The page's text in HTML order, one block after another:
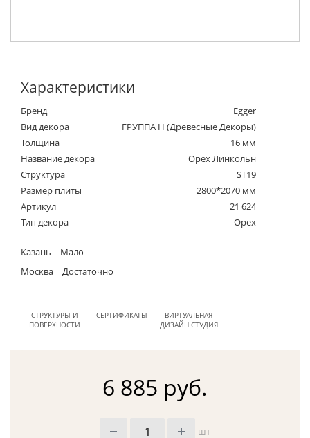
Характеристики
Бренд
Egger
Вид декора
ГРУППА Н (Древесные Декоры)
Толщина
16 мм
Название декора
Орех Линкольн
Структура
ST19
Размер плиты
2800*2070 мм
Артикул
21 624
Тип декора
Орех
Казань
Мало
Москва
Достаточно
СТРУКТУРЫ И
ПОВЕРХНОСТИ
СЕРТИФИКАТЫ
ВИРТУАЛЬНАЯ
ДИЗАЙН СТУДИЯ
6 885 руб.
шт